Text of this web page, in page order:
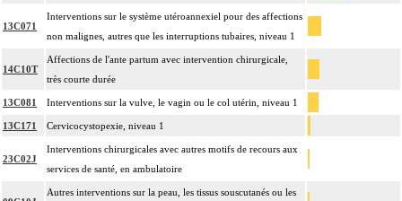
13C071
Interventions sur le système utéroannexiel pour des affections
non malignes, autres que les interruptions tubaires, niveau 1
14C10T
Affections de l'ante partum avec intervention chirurgicale,
très courte durée
13C081 Interventions sur la vulve, le vagin ou le col utérin, niveau 1
13C171 Cervicocystopexie, niveau 1
23C02J
Interventions chirurgicales avec autres motifs de recours aux
services de santé, en ambulatoire
Autres interventions sur la peau, les tissus souscutanés ou les